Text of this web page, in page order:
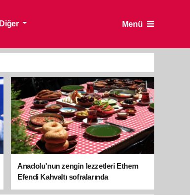
Diğer Menü
Anadolu’nun zengin lezzetleri Ethem
Efendi Kahvaltı sofralarında